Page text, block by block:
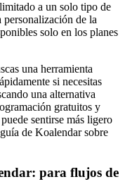
a un solo tipo de
de la
solo en los planes
una herramienta
si necesitas
una alternativa
gratuitos y
sentirse más ligero
de Koalendar sobre
para flujos de